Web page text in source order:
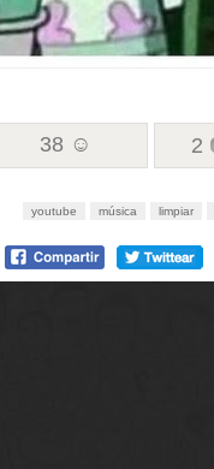
38 ☺ 2
youtube música limpiar